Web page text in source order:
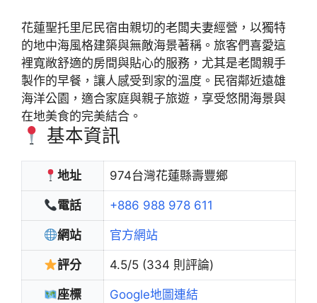
花蓮聖托里尼民宿由親切的老闆夫妻經營，以獨特
的地中海風格建築與無敵海景著稱。旅客們喜愛這
裡寬敞舒適的房間與貼心的服務，尤其是老闆親手
製作的早餐，讓人感受到家的溫度。民宿鄰近遠雄
海洋公園，適合家庭與親子旅遊，享受悠閒海景與
在地美食的完美結合。
基本資訊
地址 974台灣花蓮縣壽豐鄉
電話 +886 988 978 611
網站 官方網站
評分 4.5/5 (334 則評論)
座標 Google地圖連結